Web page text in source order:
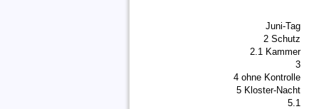
Juni-Tag
2 Schutz
2.1 Kammer
3
4 ohne Kontrolle
5 Kloster-Nacht
5.1